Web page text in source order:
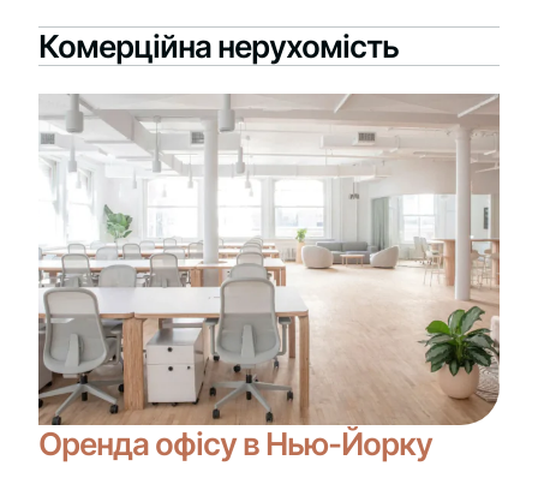
Комерційна нерухомість
Оренда офісу в Нью-Йорку